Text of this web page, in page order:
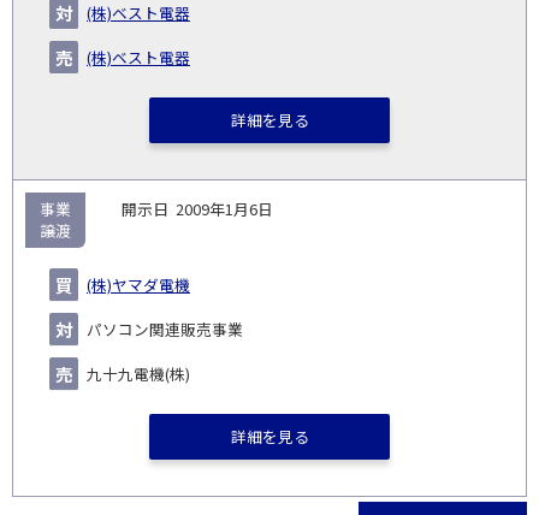
(株)ベスト電器
(株)ベスト電器
詳細を見る
2009年1月6日
(株)ヤマダ電機
パソコン関連販売事業
九十九電機(株)
事業
譲渡
詳細を見る